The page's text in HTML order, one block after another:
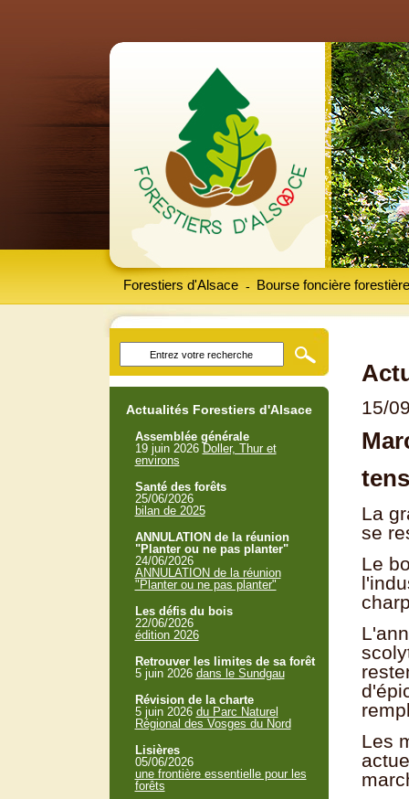
Forestiers d'Alsace Bourse foncière forestière
-
15/
La
se
Le
Les
Actualités Forestiers d'Alsace
Assemblée générale
19 juin 2026 Doller, Thur et
environs
Santé des forêts
25/06/2026
bilan de 2025
ANNULATION de la réunion
"Planter ou ne pas planter"
24/06/2026
ANNULATION de la réunion
"Planter ou ne pas planter"
Les défis du bois
22/06/2026
édition 2026
Retrouver les limites de sa forêt
5 juin 2026 dans le Sundgau
Révision de la charte
5 juin 2026 du Parc Naturel
Régional des Vosges du Nord
Lisières
05/06/2026
une frontière essentielle pour les
forêts